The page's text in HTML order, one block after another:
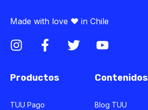
Made with love ♥ in Chile
Productos
TUU Pago
Contenidos
Blog TUU